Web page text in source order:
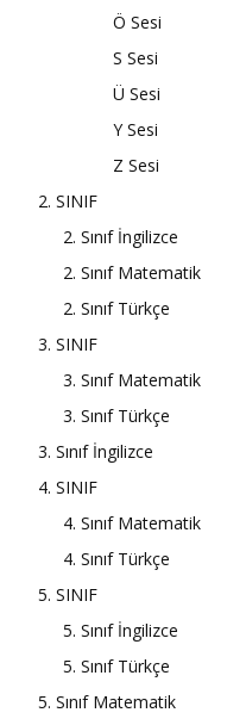
Ö Sesi
S Sesi
Ü Sesi
Y Sesi
Z Sesi
2. SINIF
2. Sınıf İngilizce
2. Sınıf Matematik
2. Sınıf Türkçe
3. SINIF
3. Sınıf Matematik
3. Sınıf Türkçe
3. Sınıf İngilizce
4. SINIF
4. Sınıf Matematik
4. Sınıf Türkçe
5. SINIF
5. Sınıf İngilizce
5. Sınıf Türkçe
5. Sınıf Matematik